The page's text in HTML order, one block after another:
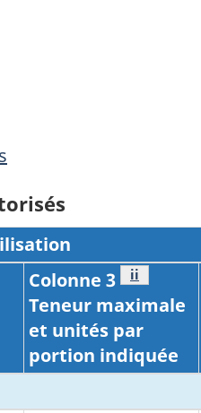
Colonne 3 Note de
ii
Teneur maximale
et unités par
portion indiquée